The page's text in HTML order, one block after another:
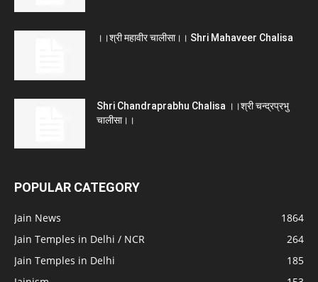
।।श्री महावीर चालीसा।। Shri Mahaveer Chalisa
Shri Chandraprabhu Chalisa ।।श्री चन्द्रप्रभु
चालीसा।।
POPULAR CATEGORY
Jain News
1864
Jain Temples in Delhi / NCR
264
Jain Temples in Delhi
185